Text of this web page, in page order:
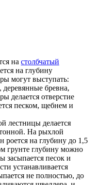
на столбчатый
на глубину
могут выступать:
деревянные бревна,
делается отверстие
песком, щебнем и
лестницы делается
На рыхлой
роется на глубину до 1,5
грунте глубину можно
засыпается песок и
устанавливается
не полностью, до